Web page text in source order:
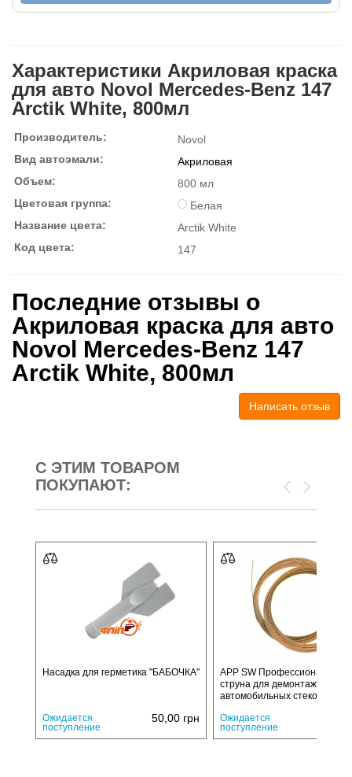
Характеристики Акриловая краска
для авто Novol Mercedes-Benz 147
Arctik White, 800мл
Производитель:
Novol
Вид автоэмали:
Акриловая
Объем:
800 мл
Цветовая группа:
Белая
Название цвета:
Arctik White
Код цвета:
147
Последние отзывы о
Акриловая краска для авто
Novol Mercedes-Benz 147
Arctik White, 800мл
Написать отзыв
С ЭТИМ ТОВАРОМ
ПОКУПАЮТ:
Насадка для герметика "БАБОЧКА"
Ожидается
поступление
50,00 грн
APP SW Профессиональная
струна для демонтажа
автомобильных стекол
Ожидается
поступление